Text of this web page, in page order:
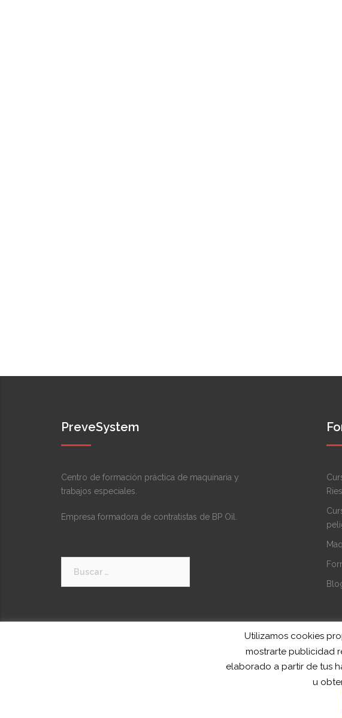
PreveSystem
Centro de formación práctica de maquinaria y
trabajos especiales.
Empresa formadora de contratistas de BP Oil.
por aThemes.
Utilizamos cookies
mostrarte publicidad
elaborado a partir de tus
u